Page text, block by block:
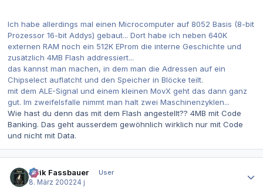
Ich habe allerdings mal einen Microcomputer auf 8052 Basis (8-bit
Prozessor 16-bit Addys) gebaut... Dort habe ich neben 640K
externen RAM noch ein 512K EProm die interne Geschichte und
zusätzlich 4MB Flash addressiert...
das kannst man machen, in dem man die Adressen auf ein
Chipselect auflatcht und den Speicher in Blöcke teilt.
mit dem ALE-Signal und einem kleinen MovX geht das dann ganz
gut. Im zweifelsfalle nimmt man halt zwei Maschinenzyklen...
Wie hast du denn das mit dem Flash angestellt?? 4MB mit Code
Banking. Das geht ausserdem gewöhnlich wirklich nur mit Code
und nicht mit Data.
Alrik Fassbauer
User
8. März 200224 j